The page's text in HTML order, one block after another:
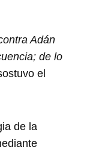
Adán
de lo
el
de la